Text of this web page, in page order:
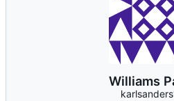
Williams